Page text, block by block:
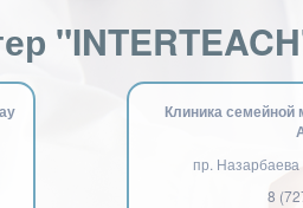
Клиника семейной
пр.
8